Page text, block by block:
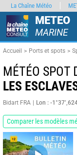
METEO
MARINE
Accueil Ports et spots
MÉTÉO SPOT
LES
Bidart FRA Lon : -
Comparer les modèles
La Chaîne Météo